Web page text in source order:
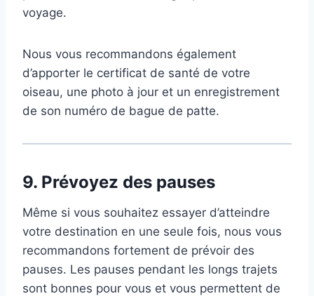
voyage.
Nous vous recommandons également
d’apporter le certificat de santé de votre
oiseau, une photo à jour et un enregistrement
de son numéro de bague de patte.
9. Prévoyez des pauses
Même si vous souhaitez essayer d’atteindre
votre destination en une seule fois, nous vous
recommandons fortement de prévoir des
pauses. Les pauses pendant les longs trajets
sont bonnes pour vous et vous permettent de